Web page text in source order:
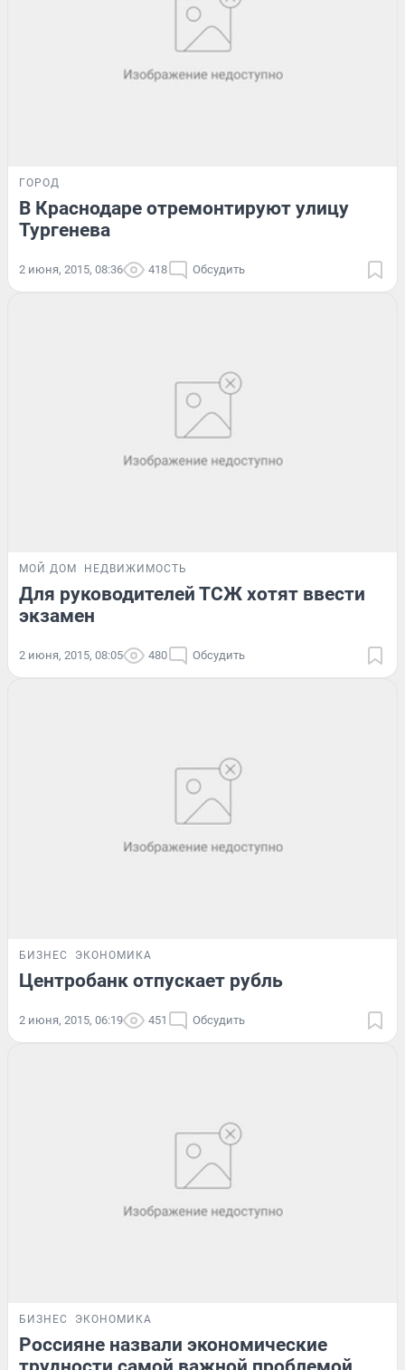
ГОРОД
В Краснодаре отремонтируют улицу
Тургенева
2 июня, 2015, 08:36 418 Обсудить
МОЙ ДОМ НЕДВИЖИМОСТЬ
Для руководителей ТСЖ хотят ввести
экзамен
2 июня, 2015, 08:05 480 Обсудить
БИЗНЕС ЭКОНОМИКА
Центробанк отпускает рубль
2 июня, 2015, 06:19 451 Обсудить
БИЗНЕС ЭКОНОМИКА
Россияне назвали экономические